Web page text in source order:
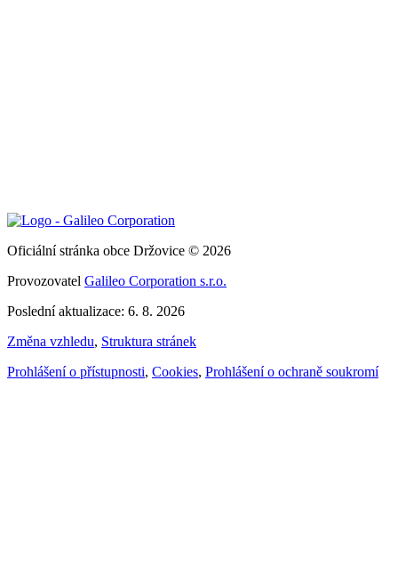
Oficiální stránka obce Držovice © 2026
Provozovatel Galileo Corporation s.r.o.
Poslední aktualizace: 6. 8. 2026
Změna vzhledu, Struktura stránek
Prohlášení o přístupnosti, Cookies, Prohlášení o ochraně soukromí